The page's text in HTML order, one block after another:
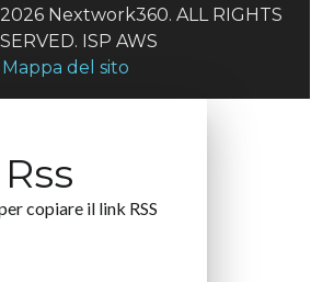
Nextwork360. ALL RIGHTS
ISP AWS
Mappa del sito
copiare il link RSS